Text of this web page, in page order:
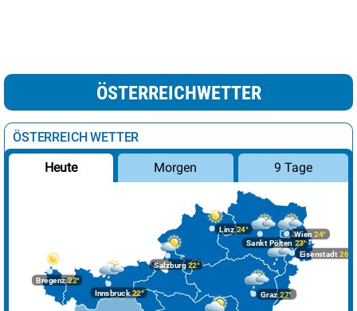
ÖSTERREICHWETTER
ÖSTERREICH WETTER
Heute Morgen 9 Tage
Bregenz22°
Graz27°
Innsbruck22°
Linz24°
Salzburg22°
Wien 24°
Eisenstadt 26°
Sankt Pölten 23°